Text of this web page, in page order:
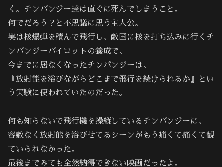
く。チンパンジー達は直ぐに死んでしまうこと。
何でだろう？と不思議に思う主人公。
実は核爆弾を積んで飛行し、敵国に核を打ち込みに行くチ
ンパンジーパイロットの養成で、
今までに居なくなったチンパンジーは、
『放射能を浴びながらどこまで飛行を続けられるか』とい
う実験に使われていたのだった。
何も知らないで飛行機を操縦しているチンパンジーに、
容赦なく放射能を浴びせてるシーンがもう痛くて痛くて観
ていられなかった。
最後までみても全然納得できない映画だったよ。